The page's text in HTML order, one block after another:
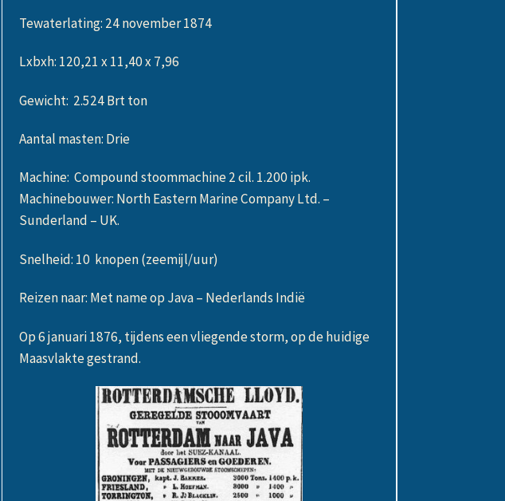
Tewaterlating: 24 november 1874
Lxbxh: 120,21 x 11,40 x 7,96
Gewicht: 2.524 Brt ton
Aantal masten: Drie
Machine: Compound stoommachine 2 cil. 1.200 ipk.
Machinebouwer: North Eastern Marine Company Ltd. –
Sunderland – UK.
Snelheid: 10 knopen (zeemijl/uur)
Reizen naar: Met name op Java – Nederlands Indië
Op 6 januari 1876, tijdens een vliegende storm, op de huidige
Maasvlakte gestrand.